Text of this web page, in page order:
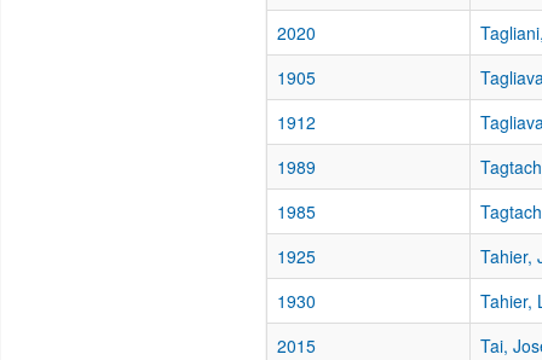
2020
1905
1912
1989
1985
1925
Tahier,
1930
Tahier,
2015
Tai,